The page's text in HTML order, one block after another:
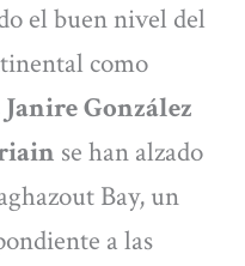
el buen nivel del
como
Janire González
se han alzado
Bay, un
a las